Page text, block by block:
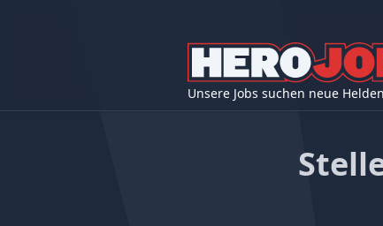
Unsere Jobs suchen neue